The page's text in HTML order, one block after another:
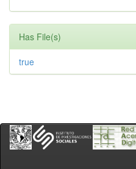
Has File(s)
true